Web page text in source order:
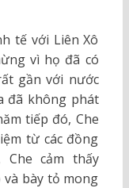
tế với Liên Xô
vì họ đã có
gần với nước
đã không phát
tiếp đó, Che
từ các đồng
cảm thấy
bày tỏ mong